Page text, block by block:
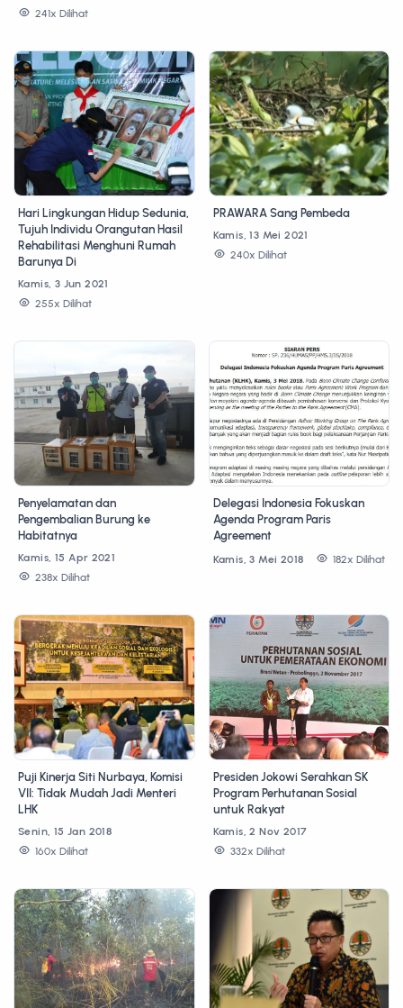
241x Dilihat
Hari Lingkungan Hidup Sedunia,
Tujuh Individu Orangutan Hasil
Rehabilitasi Menghuni Rumah
Barunya Di
Kamis, 3 Jun 2021
255x Dilihat
PRAWARA Sang Pembeda
Kamis, 13 Mei 2021
240x Dilihat
Penyelamatan dan
Pengembalian Burung ke
Habitatnya
Kamis, 15 Apr 2021
238x Dilihat
Delegasi Indonesia Fokuskan
Agenda Program Paris
Agreement
Kamis, 3 Mei 2018 182x Dilihat
Puji Kinerja Siti Nurbaya, Komisi
VII: Tidak Mudah Jadi Menteri
LHK
Senin, 15 Jan 2018
160x Dilihat
Presiden Jokowi Serahkan SK
Program Perhutanan Sosial
untuk Rakyat
Kamis, 2 Nov 2017
332x Dilihat